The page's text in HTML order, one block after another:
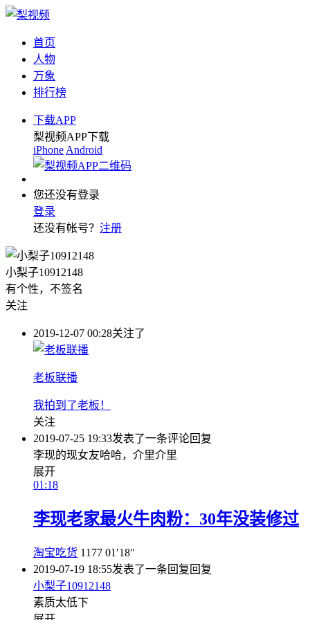
首页
人物
万象
排行榜
下载APP
梨视频APP下载
iPhone Android
您还没有登录
登录
还没有帐号？ 注册
小梨子10912148
有个性，不签名
关注
2019-12-07 00:28关注了
老板联播
我拍到了老板！
关注
2019-07-25 19:33发表了一条评论回复
李现的现女友哈哈，介里介里
展开
01:18
李现老家最火牛肉粉：30年没装修过
淘宝吃货 1177 01′18″
2019-07-19 18:55发表了一条回复回复
小梨子10912148
素质太低下